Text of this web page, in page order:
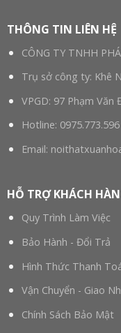
THÔNG TIN LIÊN HỆ
CÔNG TY TNHH
Trụ sở công ty: Khê
VPGD: 97 Phạm Văn
Hotline: 0975.773.596
Email:
HỖ TRỢ KHÁCH
Quy Trình Làm Việc
Bảo Hành - Đổi Trả
Hình Thức Thanh
Vận Chuyển - Giao
Chính Sách Bảo Mật